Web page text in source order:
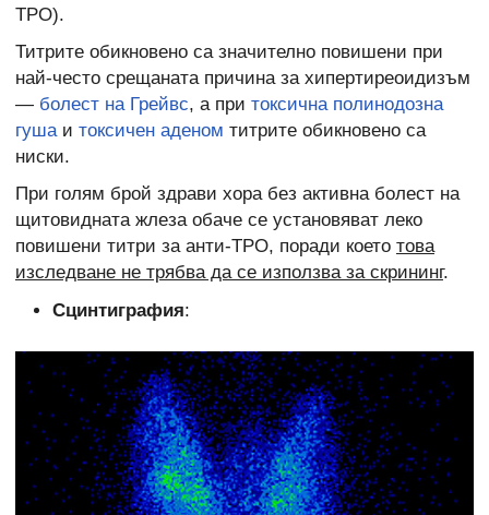
ТРО).
Титрите обикновено са значително повишени при
най-често срещаната причина за хипертиреоидизъм
— болест на Грейвс, а при токсична полинодозна
гушаи токсичен аденом титрите обикновено са
ниски.
При голям брой здрави хора без активна болест на
щитовидната жлеза обаче се установяват леко
повишени титри за анти-TPO, поради което това
изследване не трябва да се използва за скрининг.
Сцинтиграфия: